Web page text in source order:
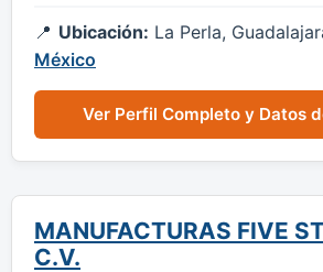
Ubicación: La Perla,
México
Ver Perfil Completo y Datos
MANUFACTURAS FIVE
C.V.